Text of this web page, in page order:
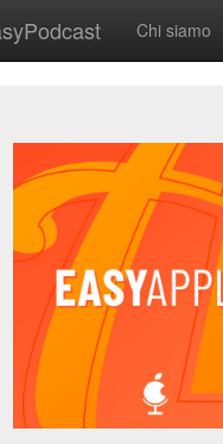
Chi siamo